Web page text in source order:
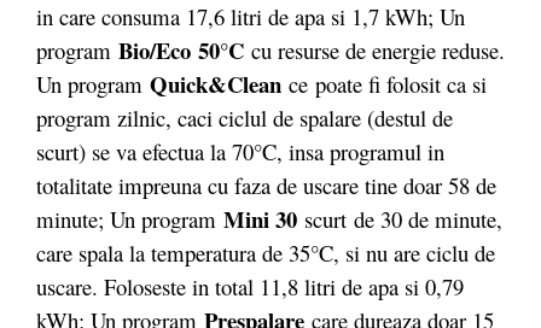
in care consuma 17,6 litri de apa si 1,7 kWh; Un
program Bio/Eco 50°C cu resurse de energie reduse.
Un program Quick&Clean ce poate fi folosit ca si
program zilnic, caci ciclul de spalare (destul de
scurt) se va efectua la 70°C, insa programul in
totalitate impreuna cu faza de uscare tine doar 58 de
minute; Un program Mini 30 scurt de 30 de minute,
care spala la temperatura de 35°C, si nu are ciclu de
uscare. Foloseste in total 11,8 litri de apa si 0,79
kWh; Un program Prespalare care dureaza doar 15